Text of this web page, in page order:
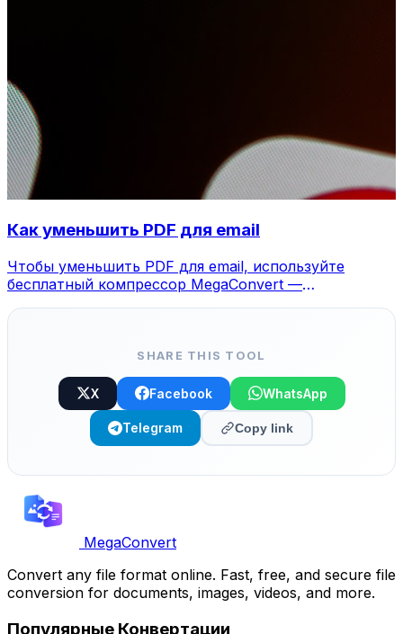
Как уменьшить PDF для email
Чтобы уменьшить PDF для email, используйте
бесплатный компрессор MegaConvert —
SHARE THIS TOOL
X Facebook WhatsApp
Telegram Copy link
MegaConvert
Convert any file format online. Fast, free, and secure file
conversion for documents, images, videos, and more.
Популярные Конвертации